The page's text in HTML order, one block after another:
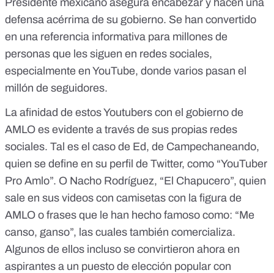
defensa acérrima de su gobierno. Se han convertido
en una referencia informativa para millones de
personas que les siguen en redes sociales,
especialmente en YouTube, donde varios pasan el
millón de seguidores.
La afinidad de estos Youtubers con el gobierno de
AMLO es evidente a través de sus propias redes
sociales. Tal es el caso de Ed, de Campechaneando,
quien se define en su perfil de Twitter, como “YouTuber
Pro Amlo”. O Nacho Rodríguez, “El Chapucero”, quien
sale en sus videos con camisetas con la figura de
AMLO o frases que le han hecho famoso como: “Me
canso, ganso”, las cuales también comercializa.
Algunos de ellos incluso se convirtieron ahora en
aspirantes a un puesto de elección popular con